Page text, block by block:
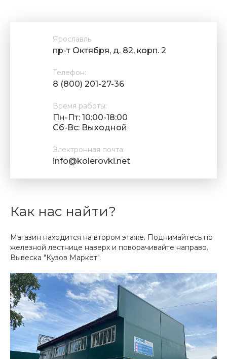
Ярославль
пр-т Октября, д. 82, корп. 2
Телефон:
8 (800) 201-27-36
Время работы:
Пн-Пт: 10:00-18:00
Cб-Вс: Выходной
Электронная почта:
info@kolerovki.net
Как нас найти?
Магазин находится на втором этаже. Поднимайтесь по
железной лестнице наверх и поворачивайте направо.
Вывеска "Кузов Маркет".